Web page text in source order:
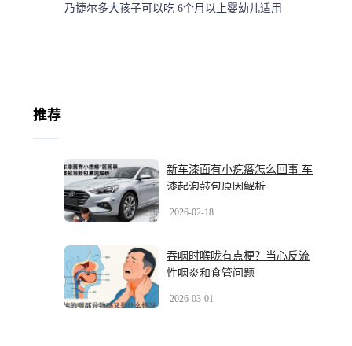
乃捷尔多大孩子可以吃 6个月以上婴幼儿适用
推荐
新车漆面有小疙瘩怎么回事 车
漆起泡鼓包原因解析
2026-02-18
吞咽时喉咙有点梗？当心反流
性咽炎和食管问题
2026-03-01